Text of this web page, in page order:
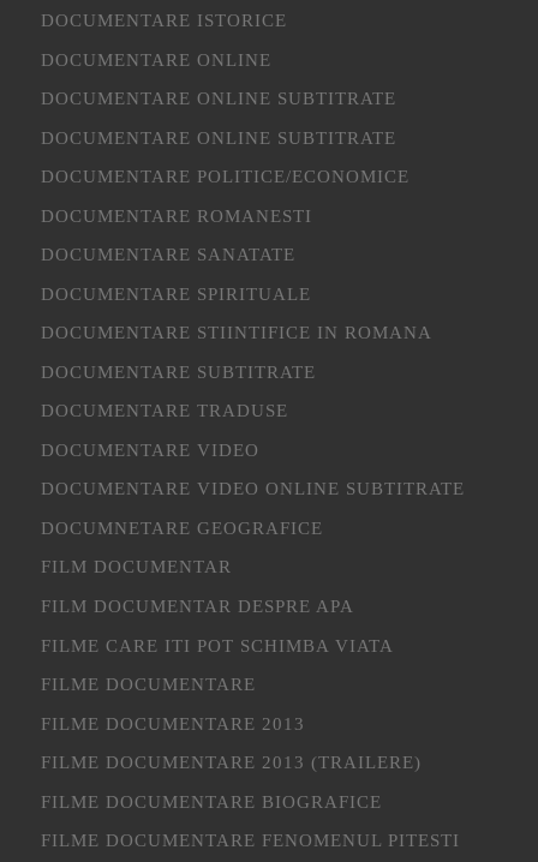
DOCUMENTARE ISTORICE
DOCUMENTARE ONLINE
DOCUMENTARE ONLINE SUBTITRATE
DOCUMENTARE ONLINE SUBTITRATE
DOCUMENTARE POLITICE/ECONOMICE
DOCUMENTARE ROMANESTI
DOCUMENTARE SANATATE
DOCUMENTARE SPIRITUALE
DOCUMENTARE STIINTIFICE IN ROMANA
DOCUMENTARE SUBTITRATE
DOCUMENTARE TRADUSE
DOCUMENTARE VIDEO
DOCUMENTARE VIDEO ONLINE SUBTITRATE
DOCUMNETARE GEOGRAFICE
FILM DOCUMENTAR
FILM DOCUMENTAR DESPRE APA
FILME CARE ITI POT SCHIMBA VIATA
FILME DOCUMENTARE
FILME DOCUMENTARE 2013
FILME DOCUMENTARE 2013 (TRAILERE)
FILME DOCUMENTARE BIOGRAFICE
FILME DOCUMENTARE FENOMENUL PITESTI